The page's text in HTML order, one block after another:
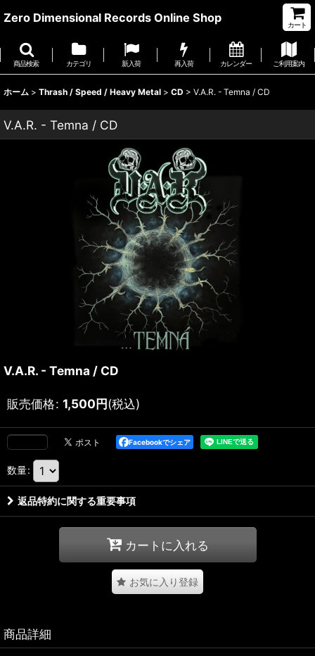
Zero Dimensional Records Online Shop
カート
商品検索 カテゴリ 新入荷 再入荷 カレンダー ご利用案内
ホーム > Thrash / Speed / Heavy Metal > CD > V.A.R. - Temna / CD
V.A.R. - Temna / CD
V.A.R. - Temna / CD
販売価格: 1,500円(税込)
Facebookでシェア
数量:
返品特約に関する重要事項
カートに入れる
お気に入り登録
商品詳細